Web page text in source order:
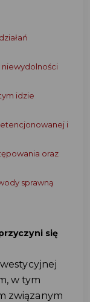
idzie
i
oraz
sprawną
się
w tym
związanym